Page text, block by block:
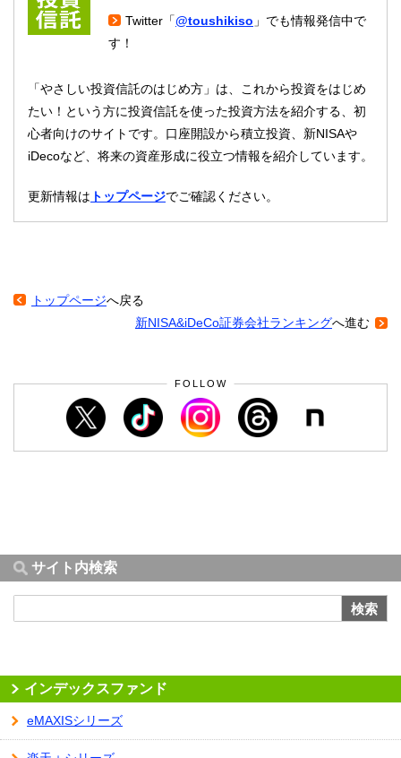
Twitter「@toushikiso 」でも情報発信中で
す！
「やさしい投資信託のはじめ方」は、これから投資をはじめ
たい！という方に投資信託を使った投資方法を紹介する、初
心者向けのサイトです。口座開設から積立投資、新NISAや
iDecoなど、将来の資産形成に役立つ情報を紹介しています。
更新情報は トップページでご確認ください。
トップページへ戻る
新NISA&iDeCo証券会社ランキングへ進む
FOLLOW
サイト内検索
検索
インデックスファンド
eMAXISシリーズ